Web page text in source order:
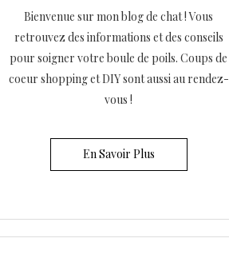
Bienvenue sur mon blog de chat ! Vous
retrouvez des informations et des conseils
pour soigner votre boule de poils. Coups de
coeur shopping et DIY sont aussi au rendez-
vous !
En Savoir Plus